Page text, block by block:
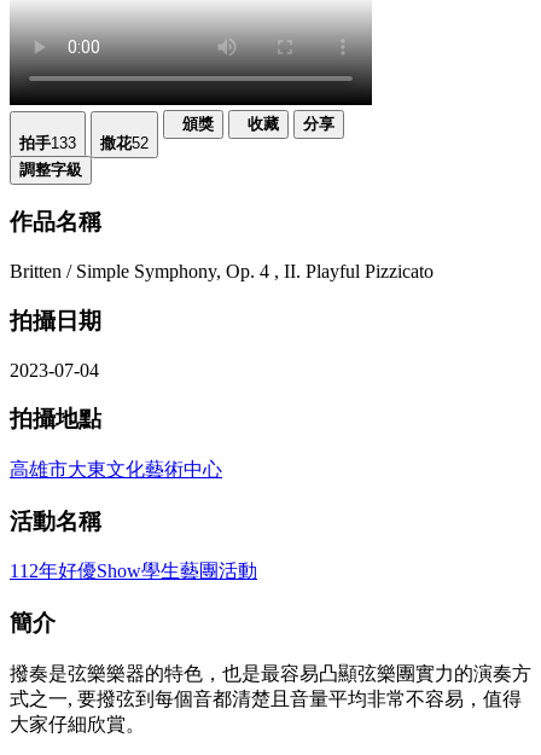
拍手133 撒花52
頒獎 收藏 分享
調整字級
作品名稱
Britten / Simple Symphony, Op. 4 , II. Playful Pizzicato
拍攝日期
2023-07-04
拍攝地點
高雄市大東文化藝術中心
活動名稱
112年好優Show學生藝團活動
簡介
撥奏是弦樂樂器的特色，也是最容易凸顯弦樂團實力的演奏方
式之一, 要撥弦到每個音都清楚且音量平均非常不容易，值得
大家仔細欣賞。